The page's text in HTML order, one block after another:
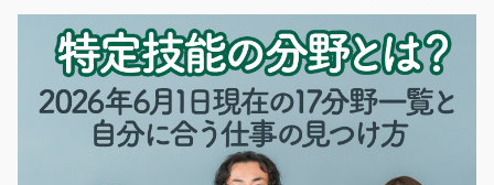
時給1300円～
大阪府高槻市
気になる